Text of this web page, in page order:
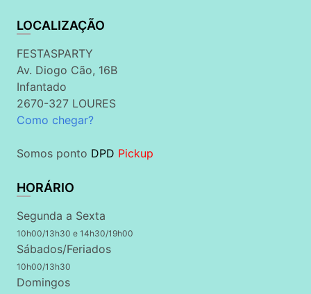
LOCALIZAÇÃO
FESTASPARTY
Av. Diogo Cão, 16B
Infantado
2670-327 LOURES
Como chegar?
Somos ponto DPD Pickup
HORÁRIO
Segunda a Sexta
10h00/13h30 e 14h30/19h00
Sábados/Feriados
10h00/13h30
Domingos